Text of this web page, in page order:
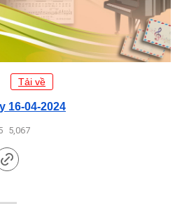
Tải về
16-04-2024
5,067